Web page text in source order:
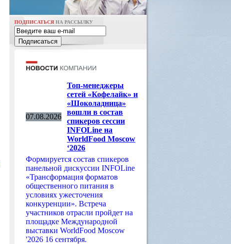
ПОДПИСАТЬСЯ НА РАССЫЛКУ
07.08.2026
Топ-менеджеры
сетей «Кофелайк» и
«Шоколадница»
вошли в состав
спикеров сессии
INFOLine на
WorldFood Moscow
‘2026
Формируется состав спикеров
панельной дискуссии INFOLine
«Трансформация форматов
общественного питания в
условиях ужесточения
конкуренции». Встреча
участников отрасли пройдет на
площадке Международной
выставки WorldFood Moscow
'2026 16 сентября.